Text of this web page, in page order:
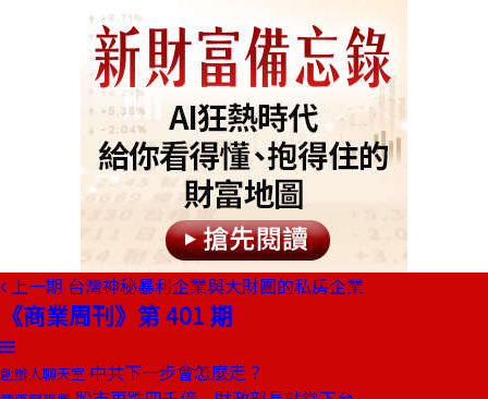
上一期 台灣神秘暴利企業與大財團的私房企業
《商業周刊》第 401 期
創辦人聊天室 中共下一步會怎麼走？